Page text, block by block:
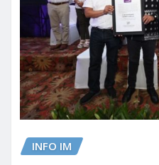
INFO IM